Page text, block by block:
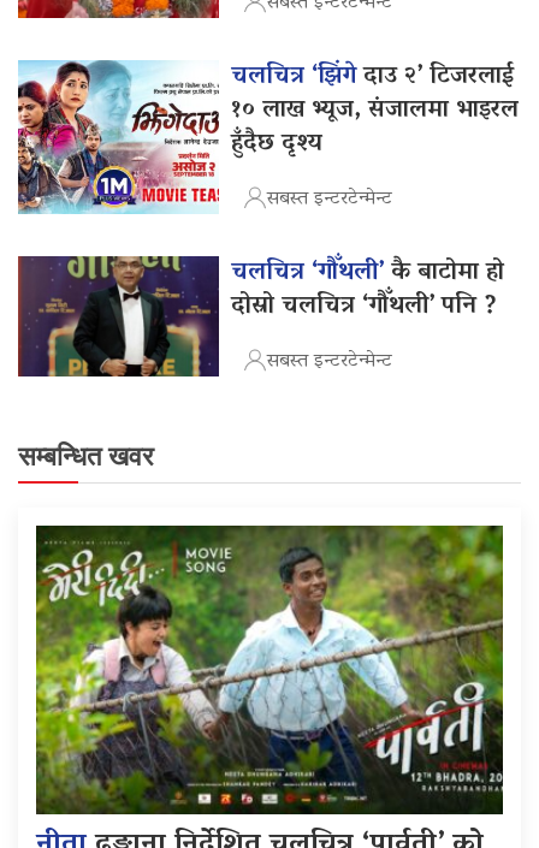
चलचित्र ‘झिंगेदाउ २’ टिजरलाई
१० लाख भ्यूज, संजालमा भाइरल
हुँदैछ दृश्य
सबस्त इन्टरटेन्मेन्ट
चलचित्र ‘गौँथली’कै बाटोमा हो
दोस्रो चलचित्र ‘गौँथली’ पनि ?
सबस्त इन्टरटेन्मेन्ट
सम्बन्धित खवर